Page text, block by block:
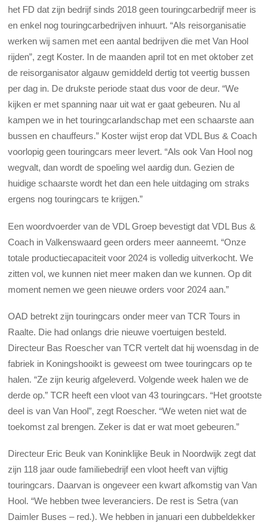
het FD dat zijn bedrijf sinds 2018 geen touringcarbedrijf meer is
en enkel nog touringcarbedrijven inhuurt. “Als reisorganisatie
werken wij samen met een aantal bedrijven die met Van Hool
rijden”, zegt Koster. In de maanden april tot en met oktober zet
de reisorganisator algauw gemiddeld dertig tot veertig bussen
per dag in. De drukste periode staat dus voor de deur. “We
kijken er met spanning naar uit wat er gaat gebeuren. Nu al
kampen we in het touringcarlandschap met een schaarste aan
bussen en chauffeurs.” Koster wijst erop dat VDL Bus & Coach
voorlopig geen touringcars meer levert. “Als ook Van Hool nog
wegvalt, dan wordt de spoeling wel aardig dun. Gezien de
huidige schaarste wordt het dan een hele uitdaging om straks
ergens nog touringcars te krijgen.”
Een woordvoerder van de VDL Groep bevestigt dat VDL Bus &
Coach in Valkenswaard geen orders meer aanneemt. “Onze
totale productiecapaciteit voor 2024 is volledig uitverkocht. We
zitten vol, we kunnen niet meer maken dan we kunnen. Op dit
moment nemen we geen nieuwe orders voor 2024 aan.”
OAD betrekt zijn touringcars onder meer van TCR Tours in
Raalte. Die had onlangs drie nieuwe voertuigen besteld.
Directeur Bas Roescher van TCR vertelt dat hij woensdag in de
fabriek in Koningshooikt is geweest om twee touringcars op te
halen. “Ze zijn keurig afgeleverd. Volgende week halen we de
derde op.” TCR heeft een vloot van 43 touringcars. “Het grootste
deel is van Van Hool”, zegt Roescher. “We weten niet wat de
toekomst zal brengen. Zeker is dat er wat moet gebeuren.”
Directeur Eric Beuk van Koninklijke Beuk in Noordwijk zegt dat
zijn 118 jaar oude familiebedrijf een vloot heeft van vijftig
touringcars. Daarvan is ongeveer een kwart afkomstig van Van
Hool. “We hebben twee leveranciers. De rest is Setra (van
Daimler Buses – red.). We hebben in januari een dubbeldekker